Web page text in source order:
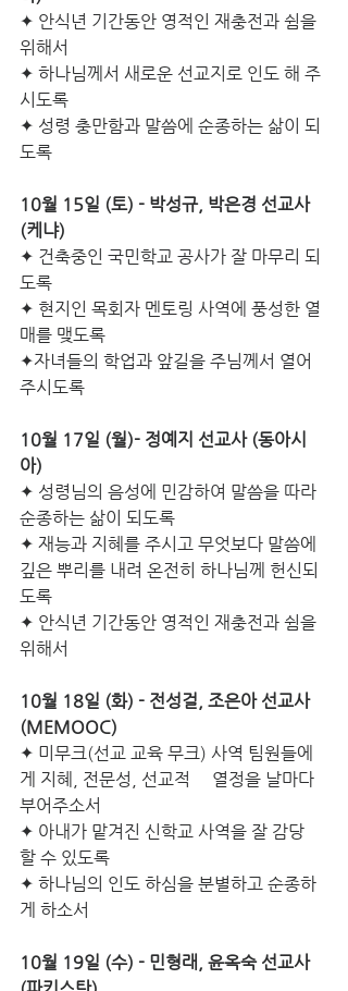
✦ 안식년 기간동안 영적인 재충전과 쉼을
위해서
✦ 하나님께서 새로운 선교지로 인도 해 주
시도록
✦ 성령 충만함과 말씀에 순종하는 삶이 되
도록
10월 15일 (토) - 박성규, 박은경 선교사
(케냐)
✦ 건축중인 국민학교 공사가 잘 마무리 되
도록
✦ 현지인 목회자 멘토링 사역에 풍성한 열
매를 맺도록
✦자녀들의 학업과 앞길을 주님께서 열어
주시도록
10월 17일 (월)- 정예지 선교사 (동아시
아)
✦ 성령님의 음성에 민감하여 말씀을 따라
순종하는 삶이 되도록
✦ 재능과 지혜를 주시고 무엇보다 말씀에
깊은 뿌리를 내려 온전히 하나님께 헌신되
도록
✦ 안식년 기간동안 영적인 재충전과 쉼을
위해서
10월 18일 (화) - 전성걸, 조은아 선교사
(MEMOOC)
✦ 미무크(선교 교육 무크) 사역 팀원들에
게 지혜, 전문성, 선교적     열정을 날마다
부어주소서
✦ 아내가 맡겨진 신학교 사역을 잘 감당
할 수 있도록
✦ 하나님의 인도 하심을 분별하고 순종하
게 하소서
10월 19일 (수) - 민형래, 윤옥숙 선교사